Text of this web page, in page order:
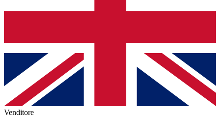
Venditore